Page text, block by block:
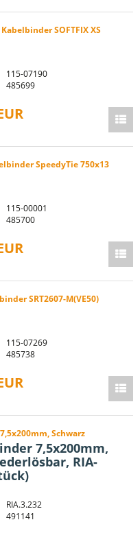
SOFTFIX XS
115-07190
485699
SpeedyTie 750x13
115-00001
485700
SRT2607-M(VE50)
115-07269
485738
Schwarz
7,5x200mm,
RIA-
RIA.3.232
491141